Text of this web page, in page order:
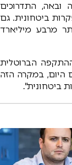
ובאה, התדרוכים
ביטחונית. גם
מרבע מיליארד
הברוטלית
היום, במקרה הזה
ביטחונית".